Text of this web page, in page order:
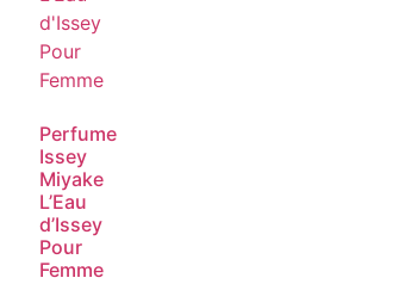
Perfume
Issey
Miyake
L’Eau
d’Issey
Pour
Femme